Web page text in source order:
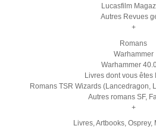
Lucasfilm
Autres Revues
+
Romans
Warhammer
Warhammer
Livres dont vous êtes
Romans TSR Wizards (Lancedragon,
Autres romans SF,
+
Livres, Artbooks, Osprey,